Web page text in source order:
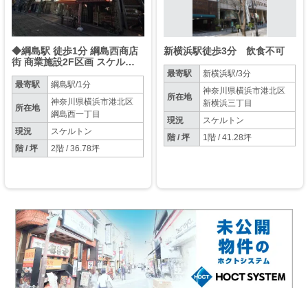
◆綱島駅 徒歩1分 綱島西商店
街 商業施設2F区画 スケルト
最寄駅 綱島駅/1分
所在地
神奈川県横浜市港北区
綱島西一丁目
現況
スケルトン
階 / 坪
2階 / 36.78坪
新横浜駅徒歩3分 飲食不可
最寄駅 新横浜駅/3分
所在地
神奈川県横浜市港北区
新横浜三丁目
現況
スケルトン
階 / 坪
1階 / 41.28坪